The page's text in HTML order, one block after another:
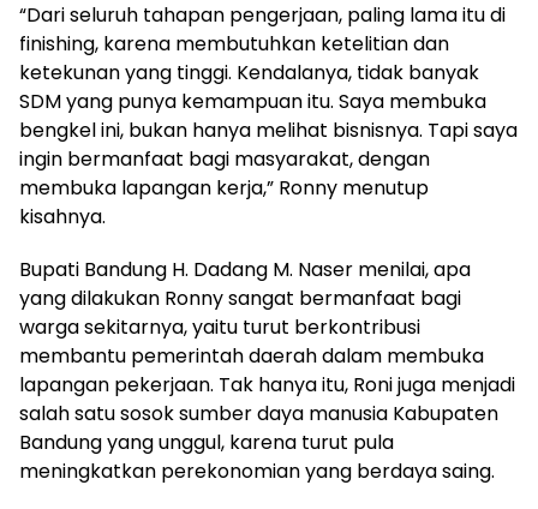
“Dari seluruh tahapan pengerjaan, paling lama itu di
finishing, karena membutuhkan ketelitian dan
ketekunan yang tinggi. Kendalanya, tidak banyak
SDM yang punya kemampuan itu. Saya membuka
bengkel ini, bukan hanya melihat bisnisnya. Tapi saya
ingin bermanfaat bagi masyarakat, dengan
membuka lapangan kerja,” Ronny menutup
kisahnya.
Bupati Bandung H. Dadang M. Naser menilai, apa
yang dilakukan Ronny sangat bermanfaat bagi
warga sekitarnya, yaitu turut berkontribusi
membantu pemerintah daerah dalam membuka
lapangan pekerjaan. Tak hanya itu, Roni juga menjadi
salah satu sosok sumber daya manusia Kabupaten
Bandung yang unggul, karena turut pula
meningkatkan perekonomian yang berdaya saing.